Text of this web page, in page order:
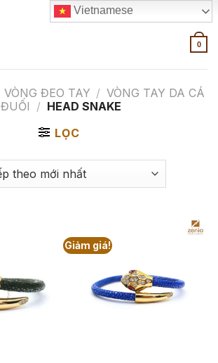
0
VÒNG ĐEO TAY / VÒNG TAY DA CÁ
ĐUỐI / HEAD SNAKE
LỌC
Giảm giá!
Vietnamese